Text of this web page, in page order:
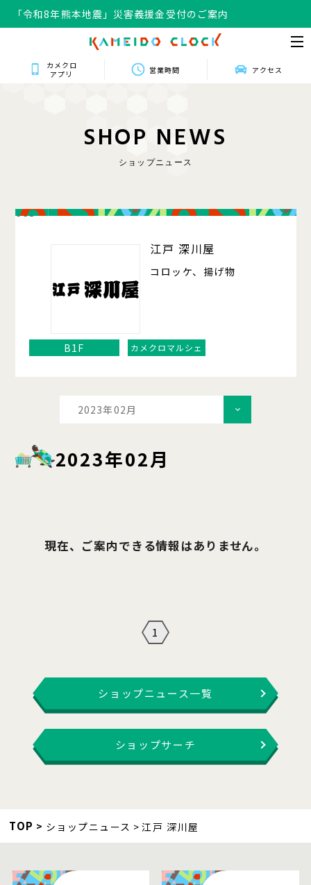
「令和8年熊本地震」災害義援金受付のご案内
カメクロ
アプリ
営業時間 アクセス
SHOP NEWS
ショップニュース
003
江戸 深川屋
コロッケ、揚げ物
B1F カメクロマルシェ
2023年02月
2023年02月
現在、ご案内できる情報はありません。
1
ショップニュース一覧
ショップサーチ
TOP ショップニュース 江戸 深川屋